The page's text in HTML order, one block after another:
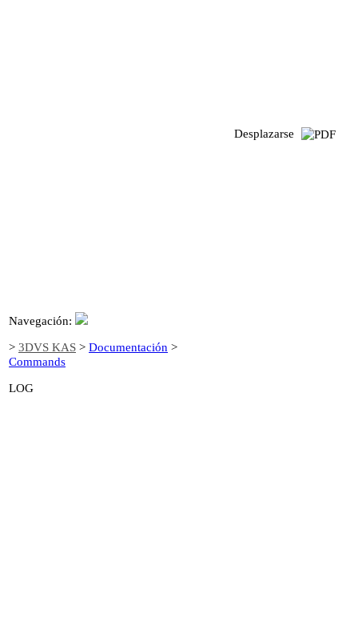
Navegación:
> 3DVS KAS > Documentación >
Commands
LOG
Desplazarse